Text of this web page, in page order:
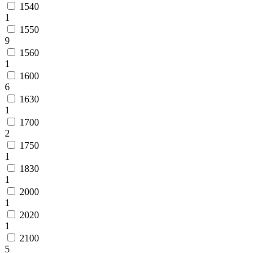
1540
1
1550
9
1560
1
1600
6
1630
1
1700
2
1750
1
1830
1
2000
1
2020
1
2100
5